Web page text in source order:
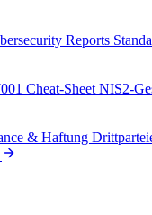
Reports
Cheat-Sheet NIS2-
& Haftung